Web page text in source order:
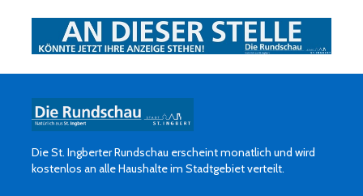
Die St. Ingberter Rundschau erscheint monatlich und wird
kostenlos an alle Haushalte im Stadtgebiet verteilt.